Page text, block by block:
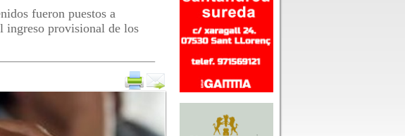
fueron puestos a
ingreso provisional de los